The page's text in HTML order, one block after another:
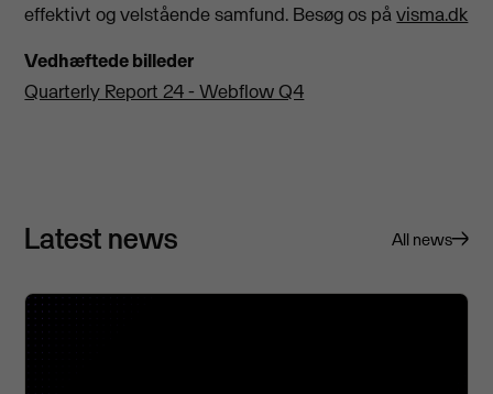
effektivt og velstående samfund. Besøg os påvisma.dk
Vedhæftede billeder
Quarterly Report 24 - Webflow Q4
Latest news All news